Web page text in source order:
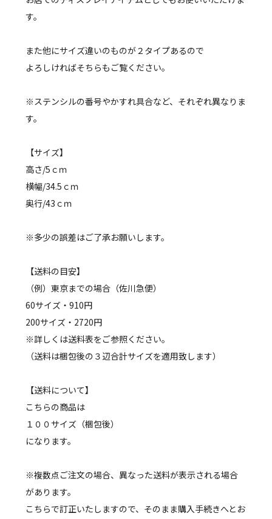
す。
また他にサイズ違いのものが２タイプあるので
よろしければそちらもご覧ください。
※ステンシルの番号やかすれ具合など、それぞれ異なりま
す。
【サイズ】
高さ/5ｃｍ
横幅/34.5ｃｍ
奥行/43ｃｍ
※多少の誤差はご了承お願いします。
【送料の目安】
（例）東京までの場合（佐川急便）
60サイズ・910円
200サイズ・2720円
※詳しくは送料表をご参照ください。
（送料は梱包後の３辺合計サイズを適用致します）
【送料について】
こちらの商品は
１００サイズ（梱包後）
になります。
※複数点ご注文の場合、異なった送料が表示される場合
があります。
こちらで訂正いたしますので、そのまま購入手続きへとお